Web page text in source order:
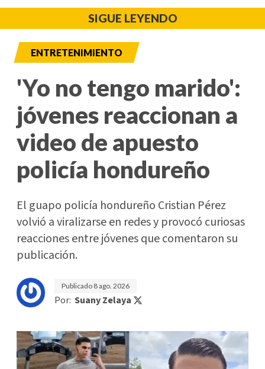
SIGUE LEYENDO
ENTRETENIMIENTO
'Yo no tengo marido':
jóvenes reaccionan a
video de apuesto
policía hondureño
El guapo policía hondureño Cristian Pérez
volvió a viralizarse en redes y provocó curiosas
reacciones entre jóvenes que comentaron su
publicación.
Publicado 8 ago. 2026
Por: Suany Zelaya